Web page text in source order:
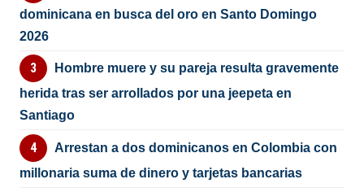
dominicana en busca del oro en Santo Domingo
2026
Hombre muere y su pareja resulta gravemente
herida tras ser arrollados por una jeepeta en
Santiago
Arrestan a dos dominicanos en Colombia con
millonaria suma de dinero y tarjetas bancarias